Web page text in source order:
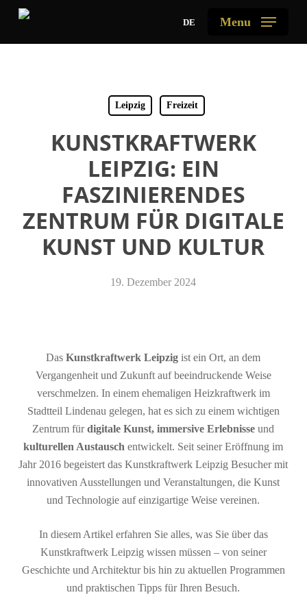
Skip
main
DE Menu
Leipzig Freizeit
KUNSTKRAFTWERK
LEIPZIG: EIN
FASZINIERENDES
ZENTRUM FÜR DIGITALE
KUNST UND KULTUR
19. Dezember 2024
DasKunstkraftwerk Leipzig ist ein Ort, an dem
Vergangenheit und Zukunft auf beeindruckende Weise
verschmelzen. In einem ehemaligen Heizkraftwerk im
Stadtteil Lindenau gelegen, hat es sich zu einem wichtigen
Zentrum fürdigitale Kunst, immersive Erlebnisse und
kulturellen Austausch entwickelt. Seit seiner Eröffnung im
Jahr 2016 begeistert das Kunstkraftwerk Leipzig Besucher mit
innovativen Ausstellungen und Veranstaltungen, die Kunst
und Technologie auf einzigartige Weise vereinen.
In diesem Artikel erfahren Sie alles, was Sie über das
Kunstkraftwerk Leipzig wissen müssen – von seiner
Geschichte und Architektur bis hin zu aktuellen Programmen
und praktischen Tipps für Ihren Besuch.